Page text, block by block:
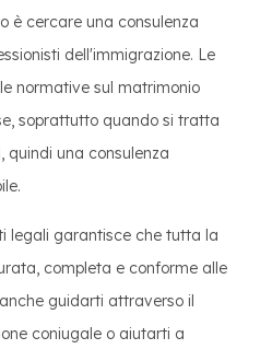
è cercare una consulenza
dell'immigrazione. Le
normative sul matrimonio
soprattutto quando si tratta
quindi una consulenza
legali garantisce che tutta la
completa e conforme alle
guidarti attraverso il
coniugale o aiutarti a